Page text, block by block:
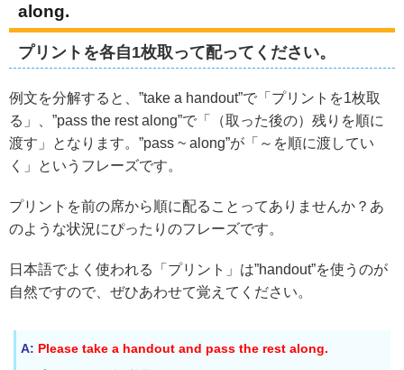
along.
プリントを各自1枚取って配ってください。
例文を分解すると、”take a handout”で「プリントを1枚取
る」、”pass the rest along”で「（取った後の）残りを順に
渡す」となります。”pass ~ along”が「～を順に渡してい
く」というフレーズです。
プリントを前の席から順に配ることってありませんか？あ
のような状況にぴったりのフレーズです。
日本語でよく使われる「プリント」は”handout”を使うのが
自然ですので、ぜひあわせて覚えてください。
A: Please take a handout and pass the rest along.